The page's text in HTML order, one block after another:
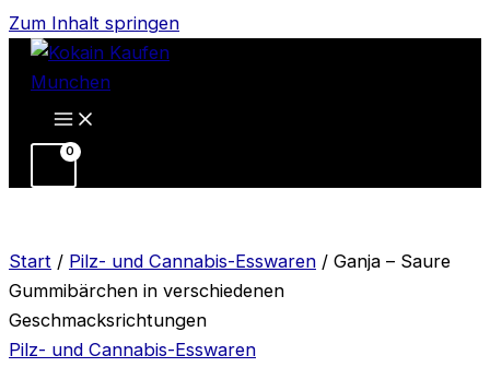
Zum Inhalt springen
Start / Pilz- und Cannabis-Esswaren / Ganja – Saure
Gummibärchen in verschiedenen
Geschmacksrichtungen
Pilz- und Cannabis-Esswaren